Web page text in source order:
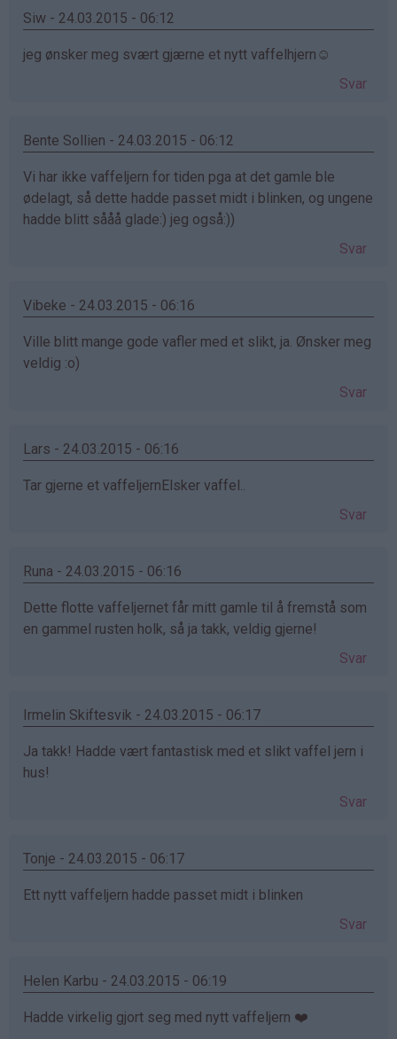
Siw - 24.03.2015 - 06:12
jeg ønsker meg svært gjærne et nytt vaffelhjern☺️
Svar
Bente Sollien - 24.03.2015 - 06:12
Vi har ikke vaffeljern for tiden pga at det gamle ble
ødelagt, så dette hadde passet midt i blinken, og ungene
hadde blitt sååå glade:) jeg også:))
Svar
Vibeke - 24.03.2015 - 06:16
Ville blitt mange gode vafler med et slikt, ja. Ønsker meg
veldig :o)
Svar
Lars - 24.03.2015 - 06:16
Tar gjerne et vaffeljernElsker vaffel..
Svar
Runa - 24.03.2015 - 06:16
Dette flotte vaffeljernet får mitt gamle til å fremstå som
en gammel rusten holk, så ja takk, veldig gjerne!
Svar
Irmelin Skiftesvik - 24.03.2015 - 06:17
Ja takk! Hadde vært fantastisk med et slikt vaffel jern i
hus!
Svar
Tonje - 24.03.2015 - 06:17
Ett nytt vaffeljern hadde passet midt i blinken
Svar
Helen Karbu - 24.03.2015 - 06:19
Hadde virkelig gjort seg med nytt vaffeljern ❤️